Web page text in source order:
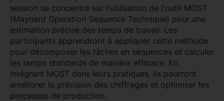
session se concentre sur l'utilisation de l'outil MOST
(Maynard Operation Sequence Technique) pour une
estimation précise des temps de travail. Les
participants apprendront à appliquer cette méthode
pour décomposer les tâches en séquences et calculer
les temps standards de manière efficace. En
intégrant MOST dans leurs pratiques, ils pourront
améliorer la précision des chiffrages et optimiser les
processus de production.